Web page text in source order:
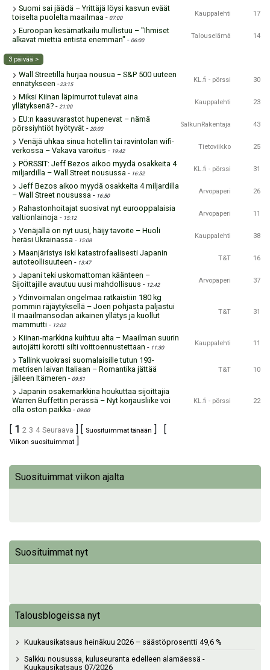
Suomi sai jäädä – Yrittäjä löysi kasvun eväät
toiselta puolelta maailmaa - 07:00
Kauppalehti 17
Euroopan kesämatkailu mullistuu – "Ihmiset
alkavat miettiä entistä enemmän" - 06:00
Talouselämä 14
3 päivää >
Wall Streetillä hurjaa nousua − S&P 500 uuteen
ennätykseen -23:15
KL.fi - pörssi 30
Miksi Kiinan läpimurrot tulevat aina
yllätyksenä? - 21:00
Kauppalehti 23
EU:n kaasuvarastot hupenevat – nämä
pörssiyhtiöt hyötyvät - 20:00
SalkunRakentaja 43
Venäjä uhkaa sinua hotellin tai ravintolan wifi-
verkossa – Vakava varoitus - 19:42
Tietoviikko 25
PÖRSSIT: Jeff Bezos aikoo myydä osakkeita 4
miljardilla – Wall Street nousussa - 16:52
KL.fi - pörssi 31
Jeff Bezos aikoo myydä osakkeita 4 miljardilla
– Wall Street nousussa - 16:50
Arvopaperi 26
Rahastonhoitajat suosivat nyt eurooppalaisia
valtionlainoja - 15:12
Arvopaperi 11
Venäjällä on nyt uusi, häijy tavoite – Huoli
heräsi Ukrainassa - 15:08
Kauppalehti 38
Maanjäristys iski katastrofaalisesti Japanin
autoteollisuuteen - 13:47
T&T 16
Japani teki uskomattoman käänteen –
Sijoittajille avautuu uusi mahdollisuus - 12:42
Arvopaperi 37
Ydinvoimalan ongelmaa ratkaistiin 180 kg
pommin räjäytyksellä – Joen pohjasta paljastui
II maailmansodan aikainen yllätys ja kuollut
mammutti - 12:02
T&T 31
Kiinan-markkina kuihtuu alta – Maailman suurin
autojätti korotti silti voittoennustettaan - 11:30
Kauppalehti 11
Tallink vuokrasi suomalaisille tutun 193-
metrisen laivan Italiaan – Romantika jättää
jälleen Itämeren - 09:51
T&T 10
Japanin osakemarkkina houkuttaa sijoittajia
Warren Buffettin perässä – Nyt korjausliike voi
olla oston paikka - 09:00
KL.fi - pörssi 22
[ 1 2 3 4 Seuraava ] [ Suosituimmat tänään ] [
Viikon suosituimmat ]
Suosituimmat viikon ajalta
Suosituimmat nyt
Talousblogeissa nyt
Kuukausikatsaus heinäkuu 2026 – säästöprosentti 49,6 %
Salkku nousussa, kuluseuranta edelleen alamäessä -